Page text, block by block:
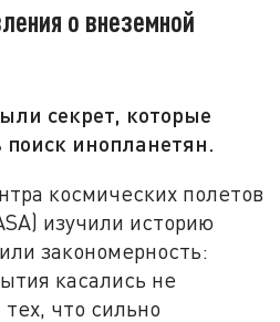
о внеземной
секрет, которые
поиск инопланетян.
космических полетов
изучили историю
закономерность:
касались не
что сильно